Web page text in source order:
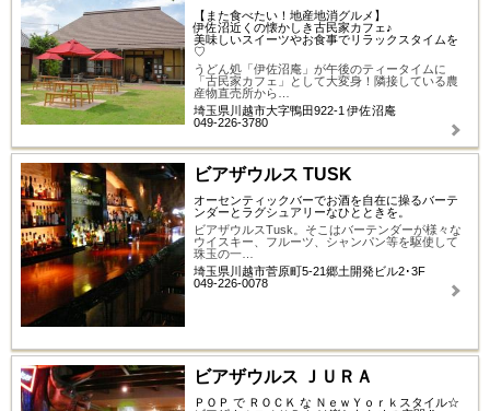
【また食べたい！地産地消グルメ】
伊佐沼近くの懐かしき古民家カフェ♪
美味しいスイーツやお食事でリラックスタイムを
♡
うどん処「伊佐沼庵」が午後のティータイムに
「古民家カフェ」として大変身！隣接している農
産物直売所から…
埼玉県川越市大字鴨田922-1 伊佐沼庵
049-226-3780
ビアザウルス TUSK
オーセンティックバーでお酒を自在に操るバーテ
ンダーとラグシュアリーなひとときを。
ビアザウルスTusk。そこはバーテンダーが様々な
ウイスキー、フルーツ、シャンパン等を駆使して
珠玉の一…
埼玉県川越市菅原町5-21郷土開発ビル2･3F
049-226-0078
ビアザウルス ＪＵＲＡ
ＰＯＰ で ＲＯＣＫ な ＮｅｗＹｏｒｋスタイル☆